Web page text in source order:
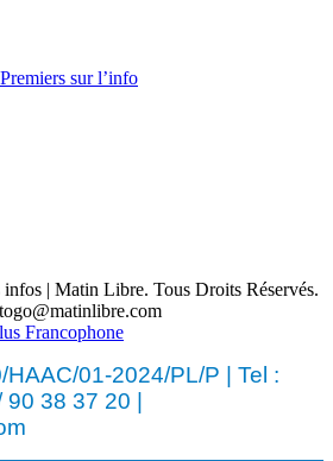
sur l’info
| Matin Libre. Tous Droits Réservés.
Francophone
01-2024/PL/P | Tel :
90 38 37 20 |